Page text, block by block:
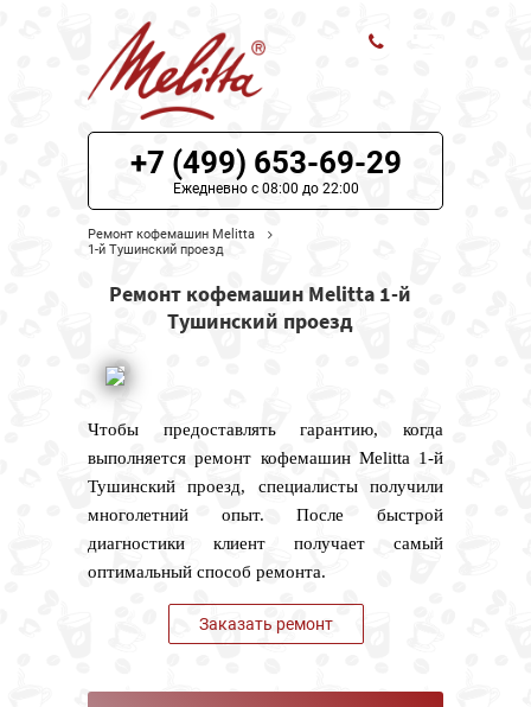
ЦЕНЫ НА РЕМОНТ
О СЕРВИСЕ
МОДЕЛИ MELITTA
НАШИ КОНТАКТЫ
+7 (499) 653-69-29
Ежедневно с 08:00 до 22:00
Ремонт кофемашин Melitta
1-й Тушинский проезд
Ремонт кофемашин Melitta 1-й
Тушинский проезд
Чтобы предоставлять гарантию, когда
выполняется ремонт кофемашин Melitta 1-й
Тушинский проезд, специалисты получили
многолетний опыт. После быстрой
диагностики клиент получает самый
оптимальный способ ремонта.
Заказать ремонт